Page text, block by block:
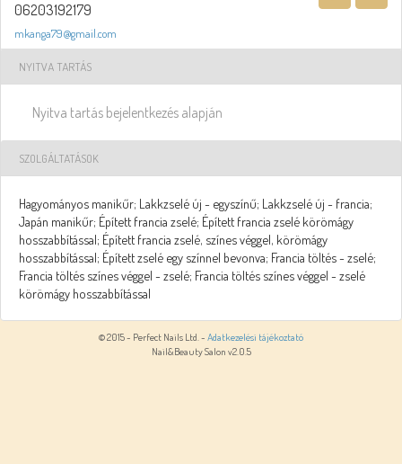
06203192179
mkanga79@gmail.com
NYITVA TARTÁS
Nyitva tartás bejelentkezés alapján
SZOLGÁLTATÁSOK
Hagyományos manikűr; Lakkzselé új - egyszínű; Lakkzselé új - francia;
Japán manikűr; Épített francia zselé; Épített francia zselé körömágy
hosszabbítással; Épített francia zselé, színes véggel, körömágy
hosszabbítással; Épített zselé egy színnel bevonva; Francia töltés - zselé;
Francia töltés színes véggel - zselé; Francia töltés színes véggel - zselé
körömágy hosszabbítással
© 2015 - Perfect Nails Ltd. - Adatkezelési tájékoztató
Nail&Beauty Salon v2.0.5